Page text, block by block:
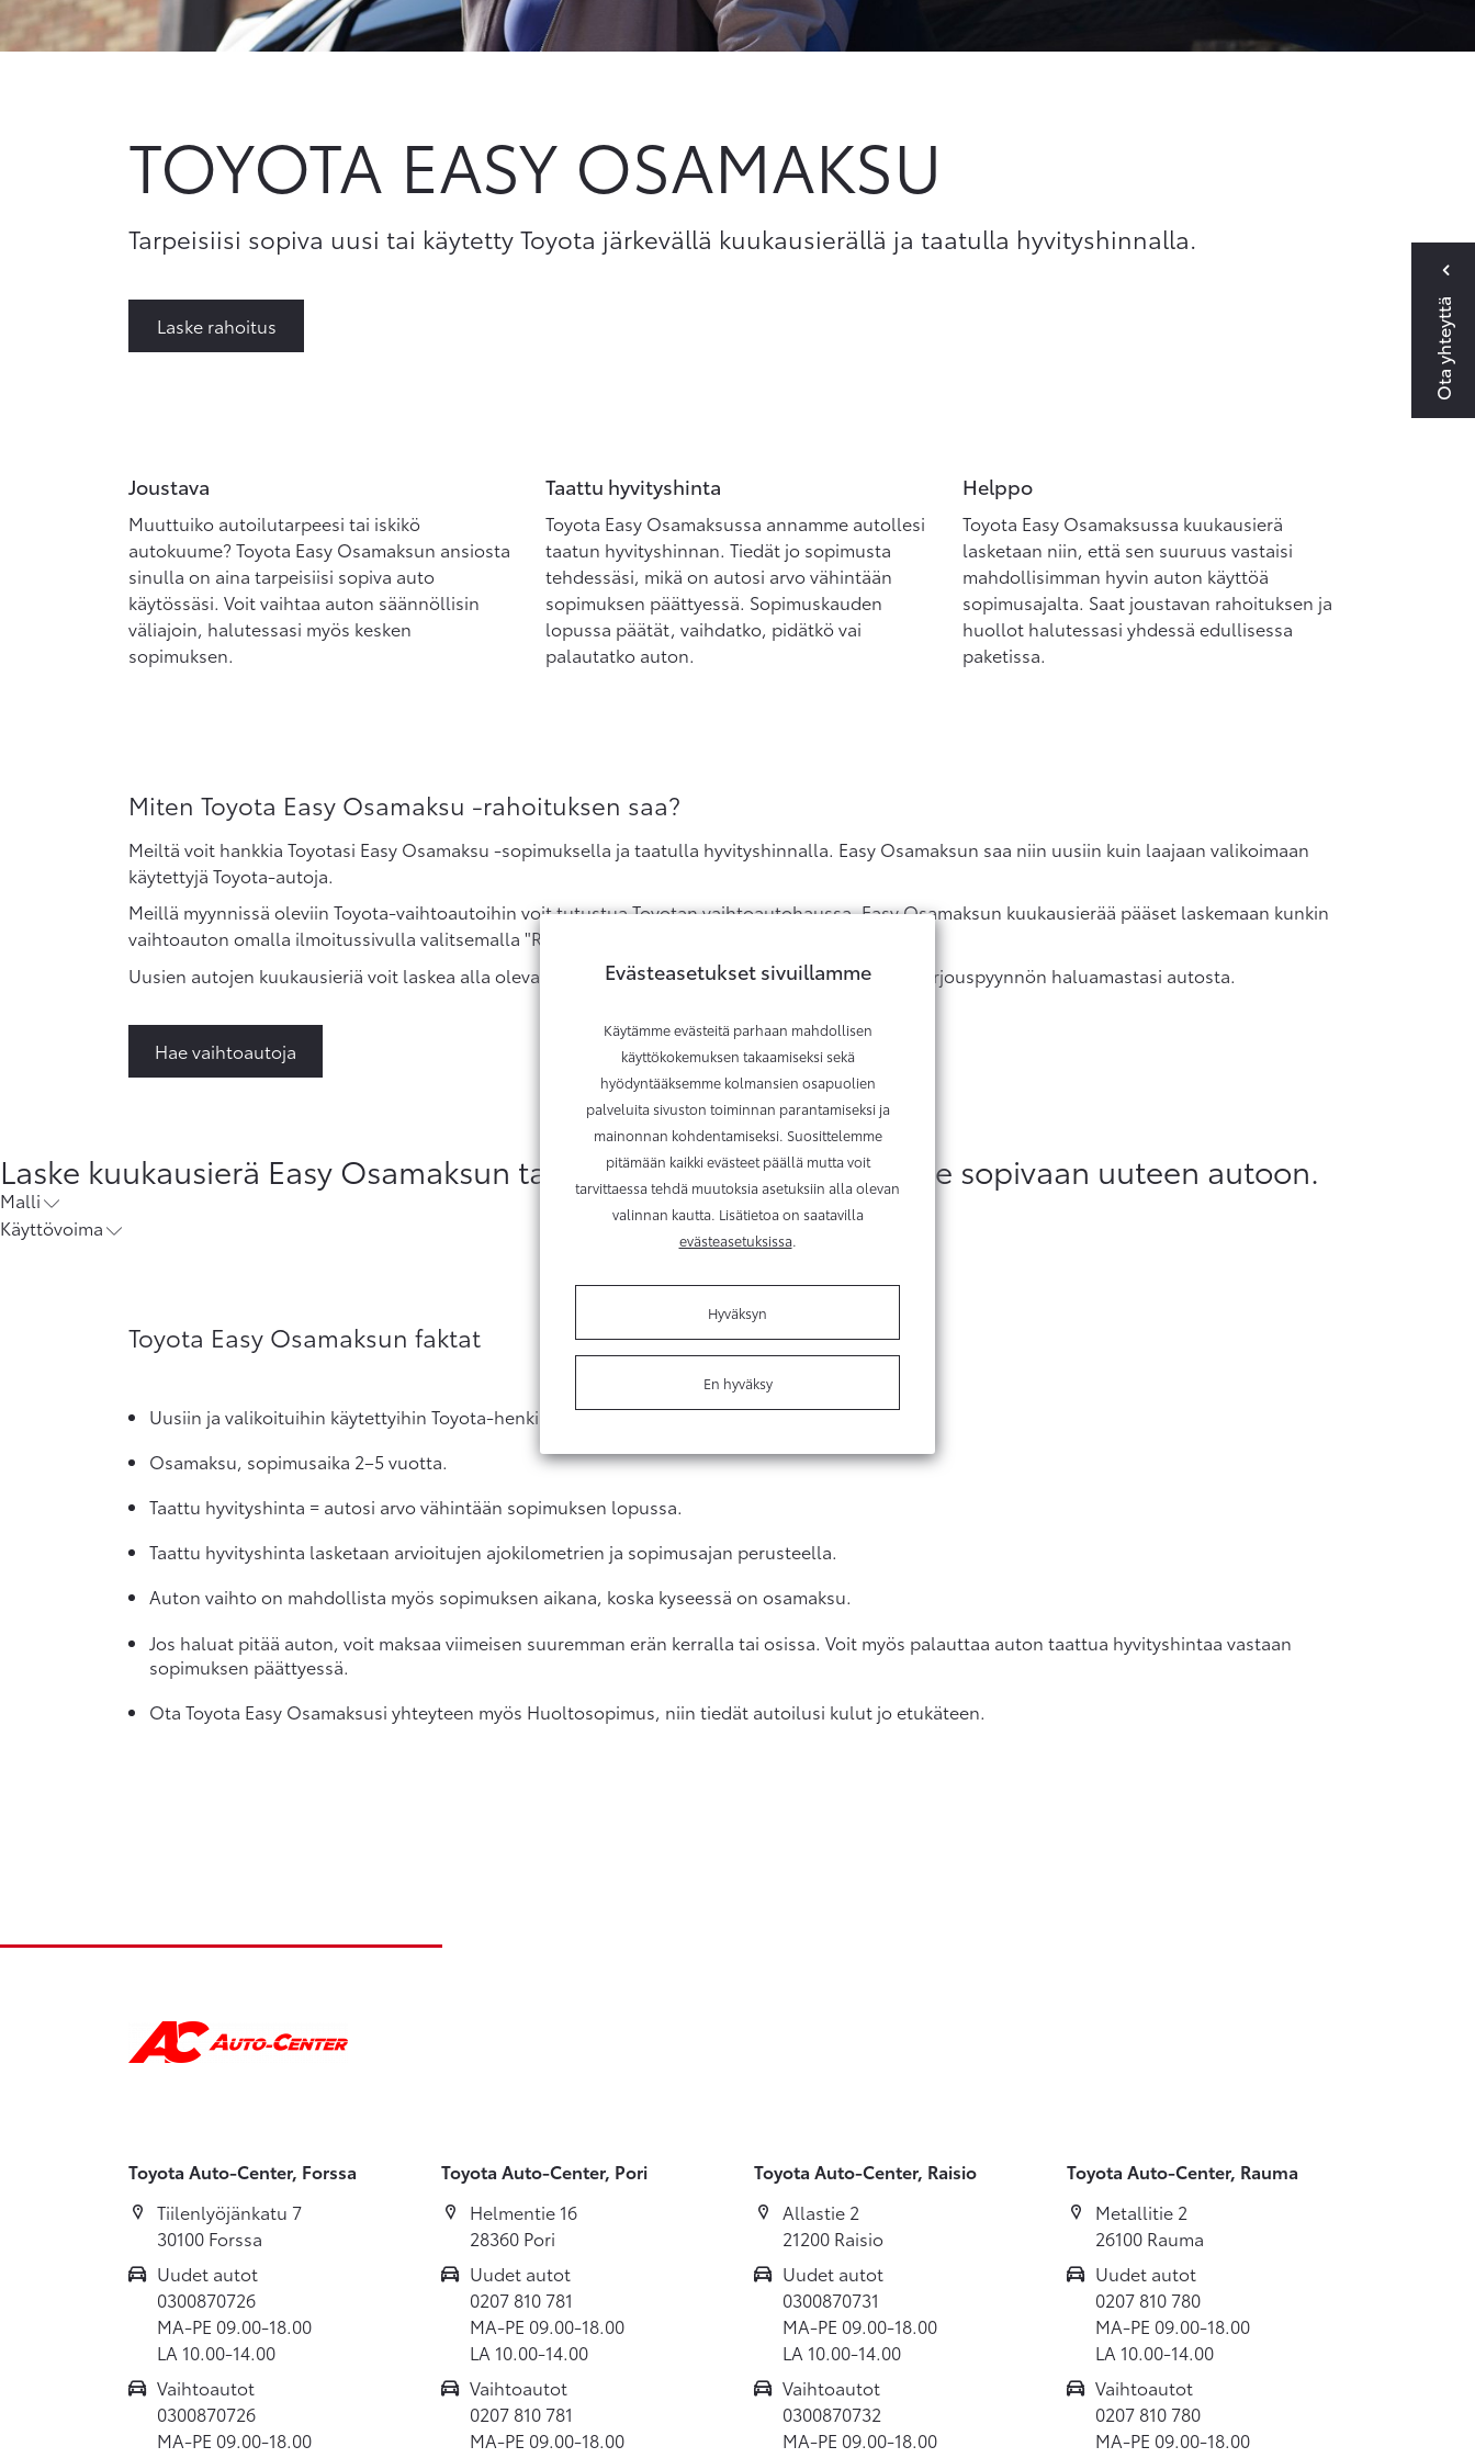
Ota yhteyttä
TOYOTA EASY OSAMAKSU
Tarpeisiisi sopiva uusi tai käytetty Toyota järkevällä kuukausierällä ja taatulla hyvityshinnalla.
Laske rahoitus
Joustava
Muuttuiko autoilutarpeesi tai iskikö
autokuume? Toyota Easy Osamaksun ansiosta
sinulla on aina tarpeisiisi sopiva auto
käytössäsi. Voit vaihtaa auton säännöllisin
väliajoin, halutessasi myös kesken
sopimuksen.
Taattu hyvityshinta
Toyota Easy Osamaksussa annamme autollesi
taatun hyvityshinnan. Tiedät jo sopimusta
tehdessäsi, mikä on autosi arvo vähintään
sopimuksen päättyessä. Sopimuskauden
lopussa päätät, vaihdatko, pidätkö vai
palautatko auton.
Helppo
Toyota Easy Osamaksussa kuukausierä
lasketaan niin, että sen suuruus vastaisi
mahdollisimman hyvin auton käyttöä
sopimusajalta. Saat joustavan rahoituksen ja
huollot halutessasi yhdessä edullisessa
paketissa.
Miten Toyota Easy Osamaksu -rahoituksen saa?
Meiltä voit hankkia Toyotasi Easy Osamaksu -sopimuksella ja taatulla hyvityshinnalla. Easy Osamaksun saa niin uusiin kuin laajaan valikoimaan
käytettyjä Toyota-autoja.
Meillä myynnissä oleviin Toyota-vaihtoautoihin voit tutustua Toyotan vaihtoautohaussa. Easy Osamaksun kuukausierää pääset laskemaan kunkin
vaihtoauton omalla ilmoitussivulla valitsemalla "Räätälöi rahoitus".
Uusien autojen kuukausieriä voit laskea alla olevan laskurin avulla, ja voit lähettää meille myös tarjouspyynnön haluamastasi autosta.
Hae vaihtoautoja
Laske kuukausierä Easy Osamaksun taatulla hyvityshinnalla sinulle sopivaan uuteen autoon.
Malli
Käyttövoima
Toyota Easy Osamaksun faktat
Uusiin ja valikoituihin käytettyihin Toyota-henkilöautoihin.
Osamaksu, sopimusaika 2–5 vuotta.
Taattu hyvityshinta = autosi arvo vähintään sopimuksen lopussa.
Taattu hyvityshinta lasketaan arvioitujen ajokilometrien ja sopimusajan perusteella.
Auton vaihto on mahdollista myös sopimuksen aikana, koska kyseessä on osamaksu.
Jos haluat pitää auton, voit maksaa viimeisen suuremman erän kerralla tai osissa. Voit myös palauttaa auton taattua hyvityshintaa vastaan
sopimuksen päättyessä.
Ota Toyota Easy Osamaksusi yhteyteen myös Huoltosopimus, niin tiedät autoilusi kulut jo etukäteen.
Toyota Auto-Center, Forssa
Tiilenlyöjänkatu 7
30100 Forssa
Uudet autot
0300870726
MA-PE 09.00-18.00
LA 10.00-14.00
Vaihtoautot
0300870726
MA-PE 09.00-18.00
Toyota Auto-Center, Pori
Helmentie 16
28360 Pori
Uudet autot
0207 810 781
MA-PE 09.00-18.00
LA 10.00-14.00
Vaihtoautot
0207 810 781
MA-PE 09.00-18.00
Toyota Auto-Center, Raisio
Allastie 2
21200 Raisio
Uudet autot
0300870731
MA-PE 09.00-18.00
LA 10.00-14.00
Vaihtoautot
0300870732
MA-PE 09.00-18.00
Toyota Auto-Center, Rauma
Metallitie 2
26100 Rauma
Uudet autot
0207 810 780
MA-PE 09.00-18.00
LA 10.00-14.00
Vaihtoautot
0207 810 780
MA-PE 09.00-18.00
Evästeasetukset sivuillamme
Käytämme evästeitä parhaan mahdollisen
käyttökokemuksen takaamiseksi sekä
hyödyntääksemme kolmansien osapuolien
palveluita sivuston toiminnan parantamiseksi ja
mainonnan kohdentamiseksi. Suosittelemme
pitämään kaikki evästeet päällä mutta voit
tarvittaessa tehdä muutoksia asetuksiin alla olevan
valinnan kautta. Lisätietoa on saatavilla
evästeasetuksissa.
Hyväksyn
En hyväksy